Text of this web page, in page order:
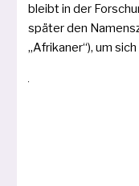
bleibt in der
spä­ter den
„Afrikaner“), um